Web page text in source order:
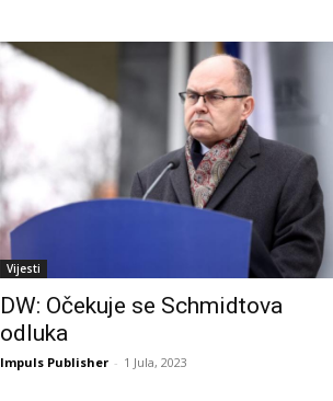
Vijesti
DW: Očekuje se Schmidtova
odluka
Impuls Publisher - 1 Jula, 2023